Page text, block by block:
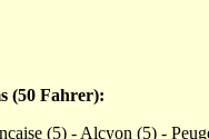
(50 Fahrer):
(5) - Alcyon (5) -